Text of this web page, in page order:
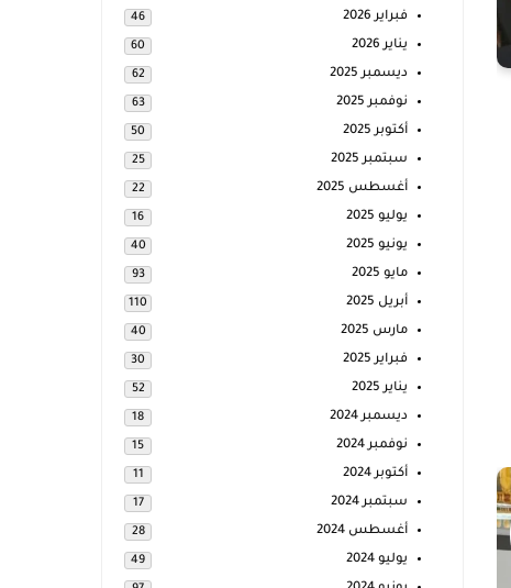
فبراير 2026 46
يناير 2026 60
ديسمبر 2025 62
نوفمبر 2025 63
أكتوبر 2025 50
سبتمبر 2025 25
أغسطس 2025 22
يوليو 2025 16
يونيو 2025 40
مايو 2025 93
أبريل 2025 110
مارس 2025 40
فبراير 2025 30
يناير 2025 52
ديسمبر 2024 18
نوفمبر 2024 15
أكتوبر 2024 11
سبتمبر 2024 17
أغسطس 2024 28
يوليو 2024 49